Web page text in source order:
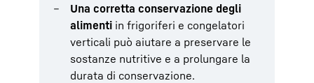
Una corretta conservazione degli
alimenti in frigoriferi e congelatori
verticali può aiutare a preservare le
sostanze nutritive e a prolungare la
durata di conservazione.